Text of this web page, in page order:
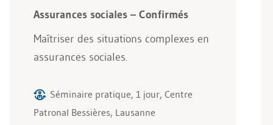
Assurances sociales – Confirmés
Maîtriser des situations complexes en
assurances sociales.
Séminaire pratique, 1 jour, Centre
Patronal Bessières, Lausanne